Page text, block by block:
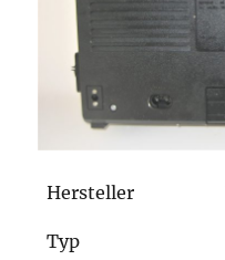
Hersteller
Typ